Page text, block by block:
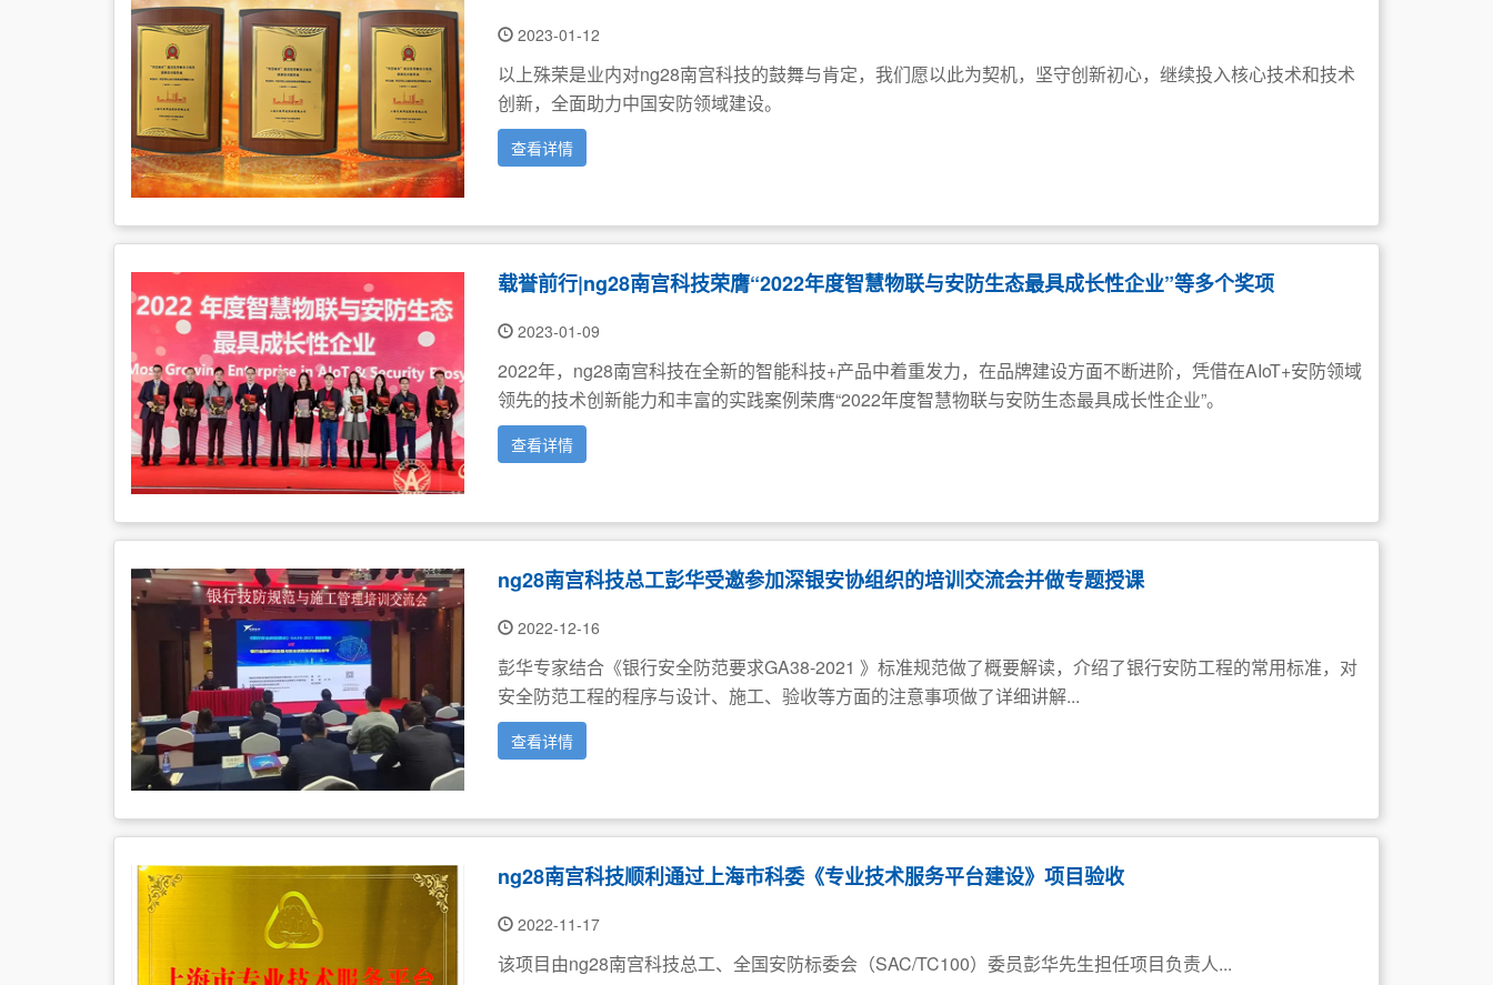
2023-01-12
以上殊荣是业内对ng28南宫科技的鼓舞与肯定，我们愿以此为契机，坚守创新初心，继续投入核心技术和技术
创新，全面助力中国安防领域建设。
查看详情
载誉前行|ng28南宫科技荣膺“2022年度智慧物联与安防生态最具成长性企业”等多个奖项
2023-01-09
2022年，ng28南宫科技在全新的智能科技+产品中着重发力，在品牌建设方面不断进阶，凭借在AIoT+安防领域
领先的技术创新能力和丰富的实践案例荣膺“2022年度智慧物联与安防生态最具成长性企业”。
查看详情
ng28南宫科技总工彭华受邀参加深银安协组织的培训交流会并做专题授课
2022-12-16
彭华专家结合《银行安全防范要求GA38-2021 》标准规范做了概要解读，介绍了银行安防工程的常用标准，对
安全防范工程的程序与设计、施工、验收等方面的注意事项做了详细讲解...
查看详情
ng28南宫科技顺利通过上海市科委《专业技术服务平台建设》项目验收
2022-11-17
该项目由ng28南宫科技总工、全国安防标委会（SAC/TC100）委员彭华先生担任项目负责人...